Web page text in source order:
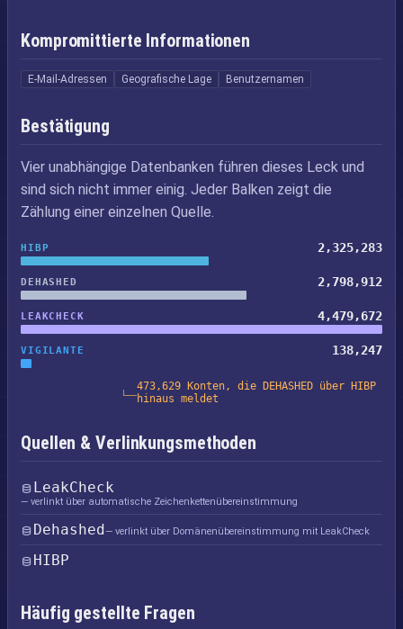
Kompromittierte Informationen
E-Mail-Adressen Geografische Lage Benutzernamen
Bestätigung
Vier unabhängige Datenbanken führen dieses Leck und
sind sich nicht immer einig. Jeder Balken zeigt die
Zählung einer einzelnen Quelle.
HIBP 2,325,283
DEHASHED 2,798,912
LEAKCHECK 4,479,672
VIGILANTE 138,247
473,629 Konten, die DEHASHED über HIBP
hinaus meldet
Quellen & Verlinkungsmethoden
LeakCheck
— verlinkt über automatische Zeichenkettenübereinstimmung
Dehashed— verlinkt über Domänenübereinstimmung mit LeakCheck
HIBP
Häufig gestellte Fragen